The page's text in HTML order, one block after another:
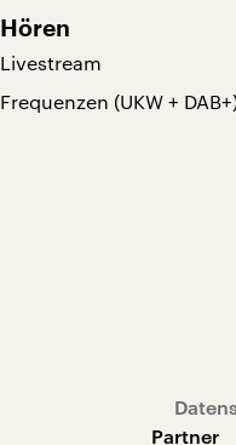
Hören
Livestream
Frequenzen (UKW +
Partner